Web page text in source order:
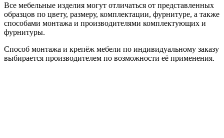
Все мебельные изделия могут отличаться от представленных
образцов по цвету, размеру, комплектации, фурнитуре, а также
способами монтажа и производителями комплектующих и
фурнитуры.
Способ монтажа и крепёж мебели по индивидуальному заказу
выбирается производителем по возможности её применения.